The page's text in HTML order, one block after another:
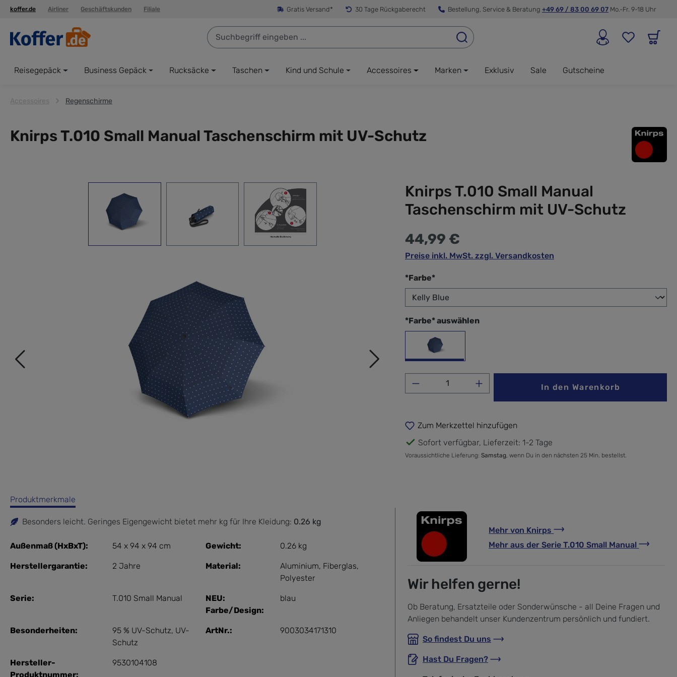
Zur Hauptnavigation springen
koffer.de Airliner Geschäftskunden Filiale Gratis Versand* 30 Tage Rückgaberecht Bestellung, Service & Beratung +49 69 / 83 00 69 07 Mo.-Fr. 9-18 Uhr
Reisegepäck Business Gepäck Rucksäcke Taschen Kind und Schule Accessoires Marken Exklusiv Sale Gutscheine
Accessoires Regenschirme
Knirps T.010 Small Manual Taschenschirm mit UV-Schutz
Knirps T.010 Small Manual
Taschenschirm mit UV-Schutz
44,99 €
Preise inkl. MwSt. zzgl. Versandkosten
*Farbe*auswählen
*Farbe* auswählen
Kelly Blue
Produkt Anzahl: Gib den gewünschten Wert ein
In den Warenkorb
Zum Merkzettel hinzufügen
Sofort verfügbar, Lieferzeit: 1-2 Tage
Voraussichtliche Lieferung: Samstag , wenn Du in den nächsten 25 Min. bestellst.
Produktmerkmale
Besonders leicht. Geringes Eigengewicht bietet mehr kg für Ihre Kleidung: 0.26 kg
Außenmaß (HxBxT): 54 x 94 x 94 cm Gewicht: 0.26 kg
Herstellergarantie: 2 Jahre Material: Aluminium, Fiberglas,
Polyester
Serie: T.010 Small Manual
NEU:
Farbe/Design:
blau
Besonderheiten: 95 % UV-Schutz, UV-
Schutz
ArtNr.: 9003034171310
Hersteller-
Produktnummer:
9530104108
Mehr von Knirps
Mehr aus der SerieT.010 Small Manual
Wir helfen gerne!
Ob Beratung, Ersatzteile oder Sonderwünsche - all Deine Fragen und
Anliegen behandelt unser Kundenzentrum persönlich und fundiert.
So findest Du uns
Hast Du Fragen?